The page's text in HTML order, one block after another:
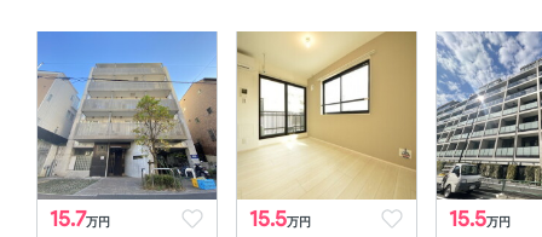
オートロック 、 ＴＶモニタ付きインターホン 、 防犯カメ
ラ
室内設備
室内洗濯機置場 、 エアコン
15.7万円 15.5万円 15.5万円